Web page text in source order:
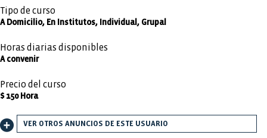
Tipo de curso
A Domicilio, En Institutos, Individual, Grupal
Horas diarias disponibles
A convenir
Precio del curso
$ 150 Hora
VER OTROS ANUNCIOS DE ESTE USUARIO